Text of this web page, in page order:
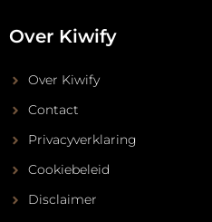
Over Kiwify
Over Kiwify
Contact
Privacyverklaring
Cookiebeleid
Disclaimer